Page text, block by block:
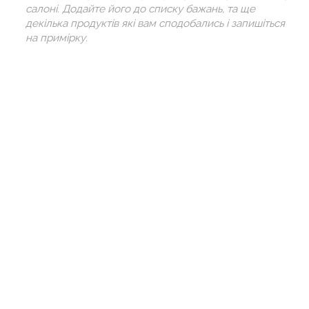
салоні. Додайте його до списку бажань, та ще
декілька продуктів які вам сподобались і запишіться
на примірку.